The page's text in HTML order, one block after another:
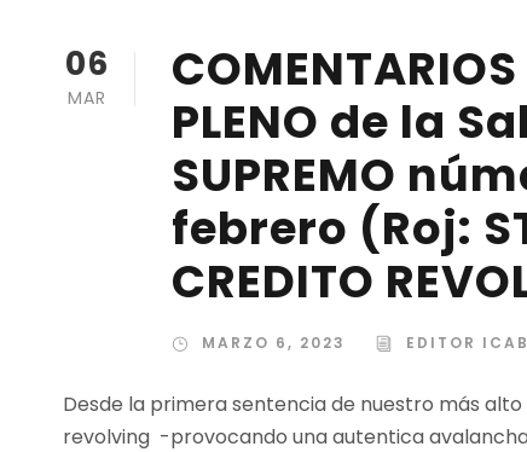
06
MAR
PLENO de la
SUPREMO
febrero (Roj:
CREDITO
MARZO 6, 2023 EDITOR
Desde la primera sentencia de nuestro más
revolving -provocando una autentica